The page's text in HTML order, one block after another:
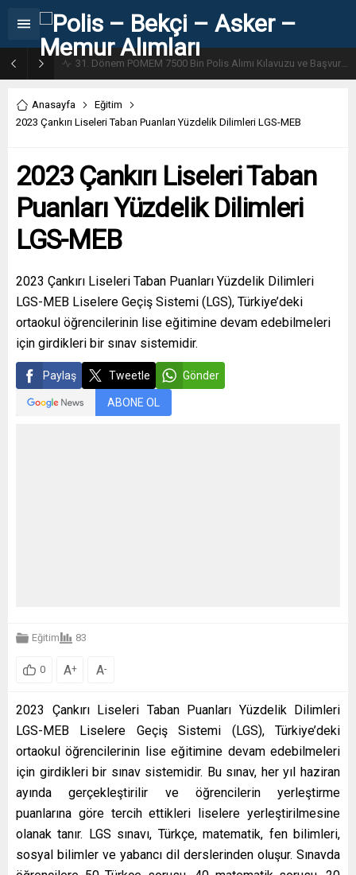
31. Dönem POMEM 7500 Bin Polis Alımı Kılavuzu ve Başvuru Ekranı
Anasayfa
Eğitim
2023 Çankırı Liseleri Taban Puanları Yüzdelik Dilimleri LGS-MEB
2023 Çankırı Liseleri Taban
Puanları Yüzdelik Dilimleri
LGS-MEB
2023 Çankırı Liseleri Taban Puanları Yüzdelik Dilimleri
LGS-MEB Liselere Geçiş Sistemi (LGS), Türkiye’deki
ortaokul öğrencilerinin lise eğitimine devam edebilmeleri
için girdikleri bir sınav sistemidir.
Paylaş Tweetle Gönder
ABONE OL
Eğitim 83
0 A+ A-
2023 Çankırı Liseleri Taban Puanları Yüzdelik Dilimleri
LGS-MEB Liselere Geçiş Sistemi (LGS), Türkiye’deki
ortaokul öğrencilerinin lise eğitimine devam edebilmeleri
için girdikleri bir sınav sistemidir. Bu sınav, her yıl haziran
ayında gerçekleştirilir ve öğrencilerin yerleştirme
puanlarına göre tercih ettikleri liselere yerleştirilmesine
olanak tanır. LGS sınavı, Türkçe, matematik, fen bilimleri,
sosyal bilimler ve yabancı dil derslerinden oluşur. Sınavda